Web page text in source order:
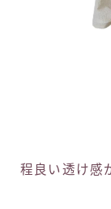
程良い透け感